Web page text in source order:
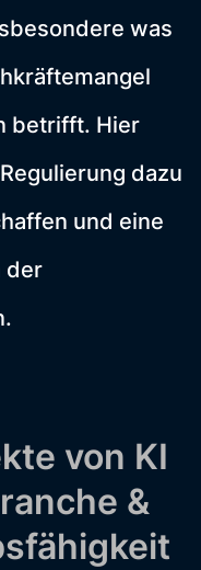
was
betrifft. Hier
dazu
und eine
der
von KI
&